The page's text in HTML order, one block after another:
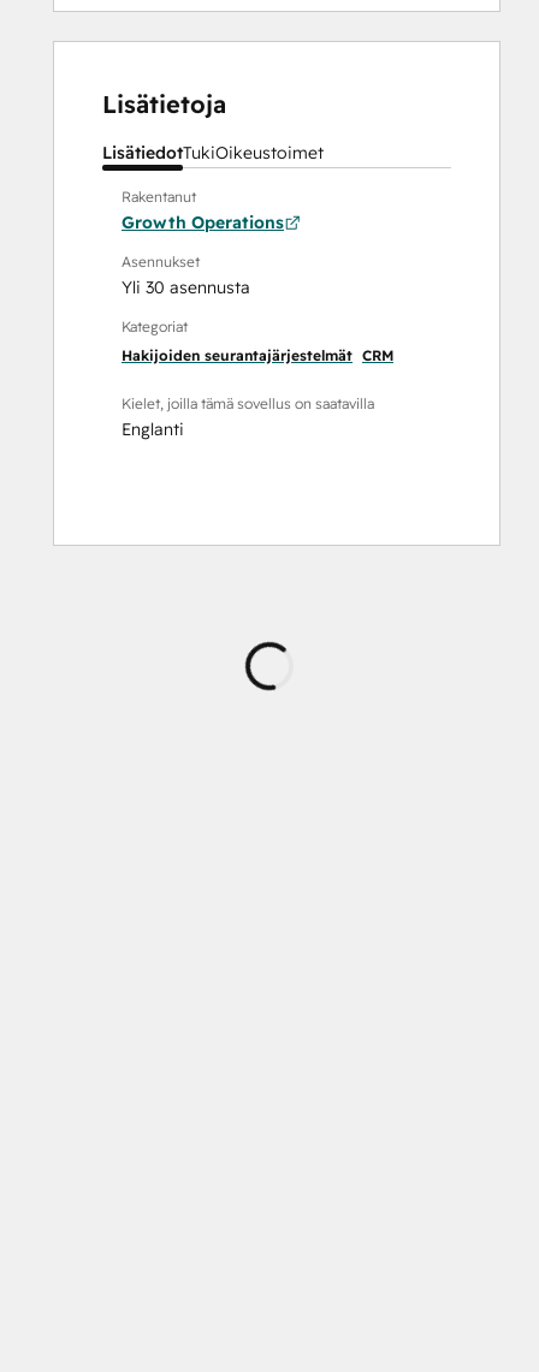
Lisätietoja
LisätiedotTukiOikeustoimet
Rakentanut
Growth Operations
Asennukset
Yli 30 asennusta
Kategoriat
Hakijoiden seurantajärjestelmät CRM
Kielet, joilla tämä sovellus on saatavilla
Englanti
Ladataan